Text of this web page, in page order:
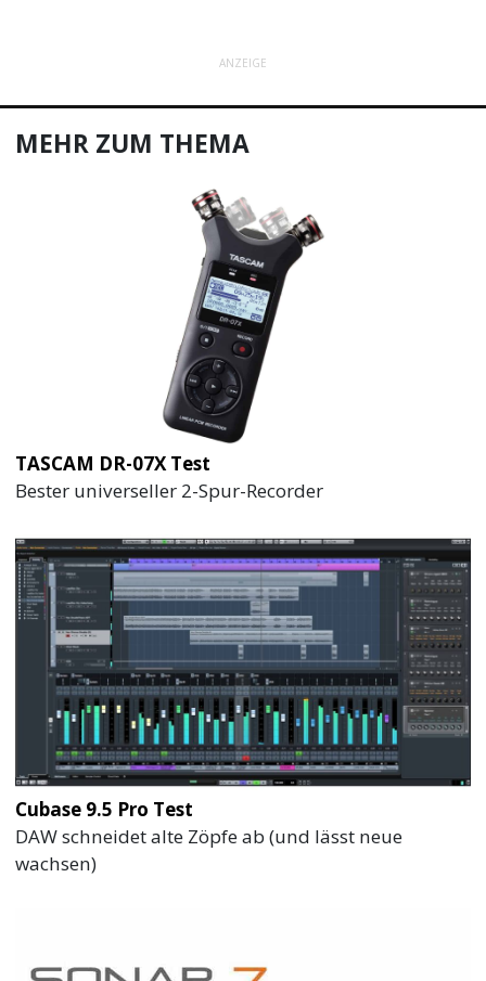
ANZEIGE
MEHR ZUM THEMA
TASCAM DR-07X Test
Bester universeller 2-Spur-Recorder
Cubase 9.5 Pro Test
DAW schneidet alte Zöpfe ab (und lässt neue
wachsen)